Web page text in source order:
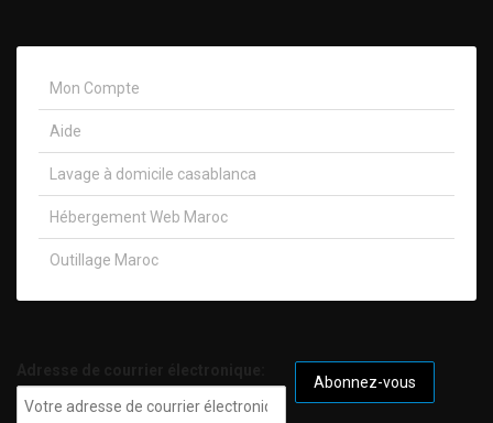
Mon Compte
Aide
Lavage à domicile casablanca
Hébergement Web Maroc
Outillage Maroc